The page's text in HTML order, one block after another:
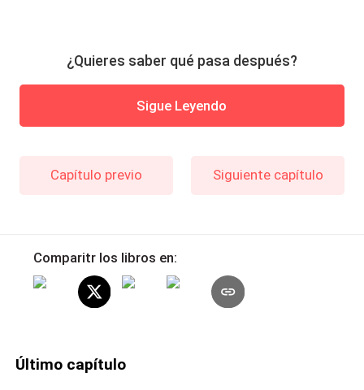
¿Quieres saber qué pasa después?
Sigue Leyendo
Capítulo previo Siguiente capítulo
Comparitr los libros en:
Último capítulo